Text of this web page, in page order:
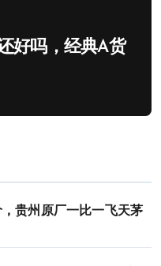
好吗，经典A货
贵州原厂一比一飞天茅